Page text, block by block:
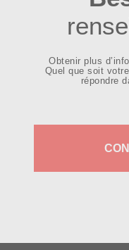
Obtenir plus
Quel que soit
répondre